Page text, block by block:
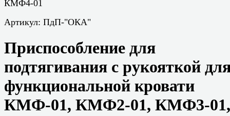
КМФ4-01
Артикул: ПдП-"ОКА"
Приспособление для
подтягивания с рукояткой
функциональной кровати
КМФ-01, КМФ2-01, КМФ3-01,